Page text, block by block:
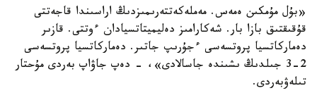
«بۇل مۇمكىن ەمەس. مەملەكەتتەرىمىزدىڭ اراسىندا قاجەتتى
قۇقىقتىق بازا بار. شەكارامىز دەليميتاتسيادان ءوتتى. قازىر
دەماركاتسيا پروتسەسى ءجۇرىپ جاتىر. دەماركاتسيا پروتسەسى
2-3 جىلدىڭ ىشىندە جاسالادى»، - دەپ جاۋاپ بەردى مۇحتار
تىلەۋبەردى.